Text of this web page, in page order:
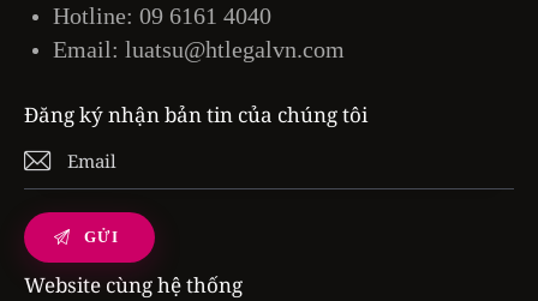
Hotline: 09 6161 4040
Email: luatsu@htlegalvn.com
Đăng ký nhận bản tin của chúng tôi
Website cùng hệ thống